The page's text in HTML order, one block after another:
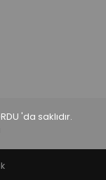
'da saklıdır.